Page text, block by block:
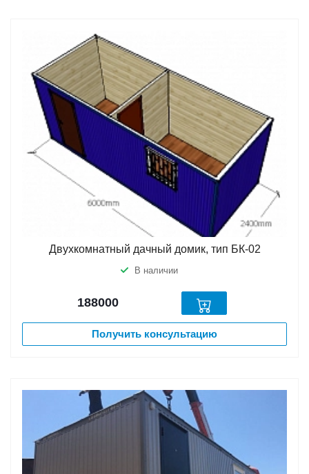
Двухкомнатный дачный домик, тип БК-02
В наличии
188000
Получить консультацию